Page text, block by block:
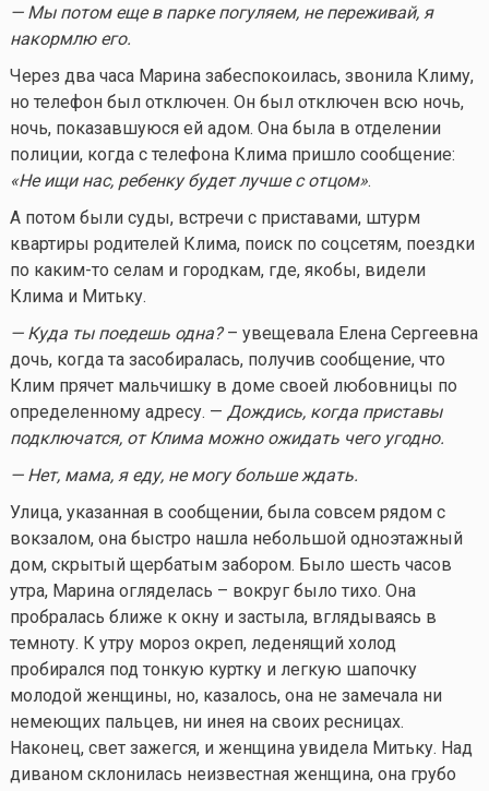
— Мы потом еще в парке погуляем, не переживай, я
накормлю его.
Через два часа Марина забеспокоилась, звонила Климу,
но телефон был отключен. Он был отключен всю ночь,
ночь, показавшуюся ей адом. Она была в отделении
полиции, когда с телефона Клима пришло сообщение:
«Не ищи нас, ребенку будет лучше с отцом».
А потом были суды, встречи с приставами, штурм
квартиры родителей Клима, поиск по соцсетям, поездки
по каким-то селам и городкам, где, якобы, видели
Клима и Митьку.
— Куда ты поедешь одна?– увещевала Елена Сергеевна
дочь, когда та засобиралась, получив сообщение, что
Клим прячет мальчишку в доме своей любовницы по
определенному адресу. — Дождись, когда приставы
подключатся, от Клима можно ожидать чего угодно.
— Нет, мама, я еду, не могу больше ждать.
Улица, указанная в сообщении, была совсем рядом с
вокзалом, она быстро нашла небольшой одноэтажный
дом, скрытый щербатым забором. Было шесть часов
утра, Марина огляделась – вокруг было тихо. Она
пробралась ближе к окну и застыла, вглядываясь в
темноту. К утру мороз окреп, леденящий холод
пробирался под тонкую куртку и легкую шапочку
молодой женщины, но, казалось, она не замечала ни
немеющих пальцев, ни инея на своих ресницах.
Наконец, свет зажегся, и женщина увидела Митьку. Над
диваном склонилась неизвестная женщина, она грубо